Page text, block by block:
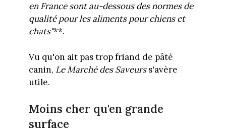
en France sont au-dessous des normes de
qualité pour les aliments pour chiens et
chats"**.
Vu qu'on ait pas trop friand de pâté
canin, Le Marché des Saveurss'avère
utile.
Moins cher qu'en grande
surface